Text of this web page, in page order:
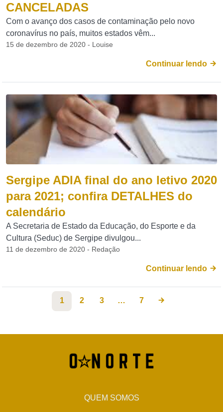
CANCELADAS
Com o avanço dos casos de contaminação pelo novo
coronavírus no país, muitos estados vêm...
15 de dezembro de 2020 - Louise
Continuar lendo
Sergipe ADIA final do ano letivo 2020
para 2021; confira DETALHES do
calendário
A Secretaria de Estado da Educação, do Esporte e da
Cultura (Seduc) de Sergipe divulgou...
11 de dezembro de 2020 - Redação
Continuar lendo
1 2 3 … 7
QUEM SOMOS